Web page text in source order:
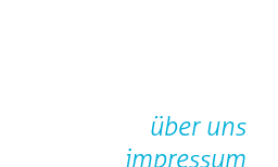
über uns
impressum